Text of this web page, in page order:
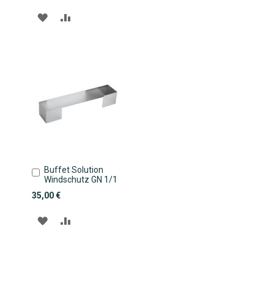
ZUR
Buffet Solution
Windschutz GN 1/1
35,00 €
In
den
Warenkorb
ZUR